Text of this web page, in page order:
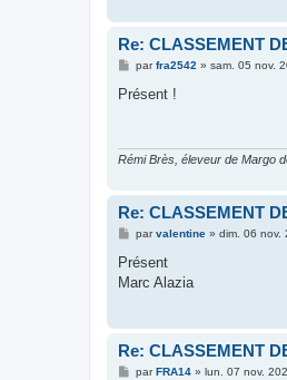
Re: CLASSEMENT
M
s
parfra2542 » sam. 05 nov.
Présent !
Rémi Brès, éleveur de Margo
Re: CLASSEMENT
M
s
a
parvalentine» dim. 06 nov.
Présent
Marc Alazia
Re: CLASSEMENT
MparFRA14» lun. 07 nov.